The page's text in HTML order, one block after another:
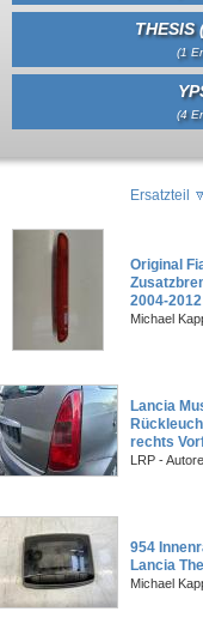
THESIS
(1
(4
Ersatzteil
Original
2004-
Michael
Lancia
rechts
LRP -
954
Lancia
Michael